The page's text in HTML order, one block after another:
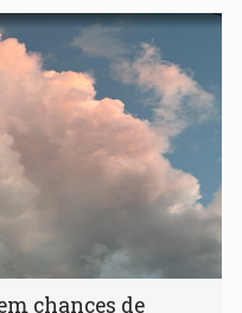
chances de